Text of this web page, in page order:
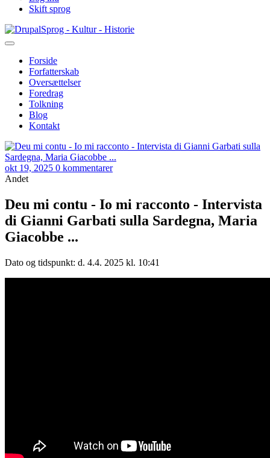
Skift sprog
Gå
til
Sprog - Kultur - Historie
Primær
navigation
Forside
Forfatterskab
Oversættelser
Foredrag
Tolkning
Blog
Kontakt
okt 19, 2025 0 kommentarer
Andet
Deu mi contu - Io mi racconto - Intervista
di Gianni Garbati sulla Sardegna, Maria
Giacobbe ...
Dato og tidspunkt: d. 4.4. 2025 kl. 10:41